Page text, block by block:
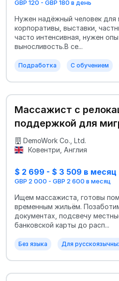
GBP 120 - GBP 180 в день
Нужен надёжный человек для
корпоративы, выставки,
часто интенсивная, нужен
выносливость.В се...
Подработка С обучением
Массажист с
поддержкой для
DemoWork Co., Ltd.
Ковентри, Англия
$ 2 699 - $ 3 509 в месяц
GBP 2 000 - GBP 2 600 в месяц
Ищем массажиста, готовы
временным жильём.
документах, подсвечу
банковской карты до расп...
Без языка Для